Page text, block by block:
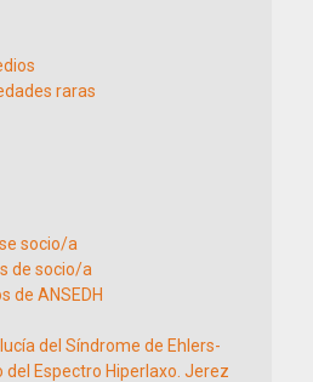
raras
socio/a
de socio/a
de ANSEDH
del Síndrome de Ehlers-
del Espectro Hiperlaxo. Jerez